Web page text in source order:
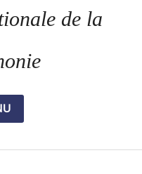
de la
child